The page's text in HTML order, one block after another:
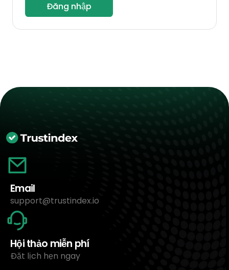
Đăng nhập
Email
support@trustindex.io
Hội thảo miễn phí
Đặt lịch hẹn ngay